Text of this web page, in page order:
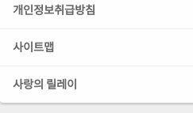
개인정보취급방침
사이트맵
사랑의 릴레이